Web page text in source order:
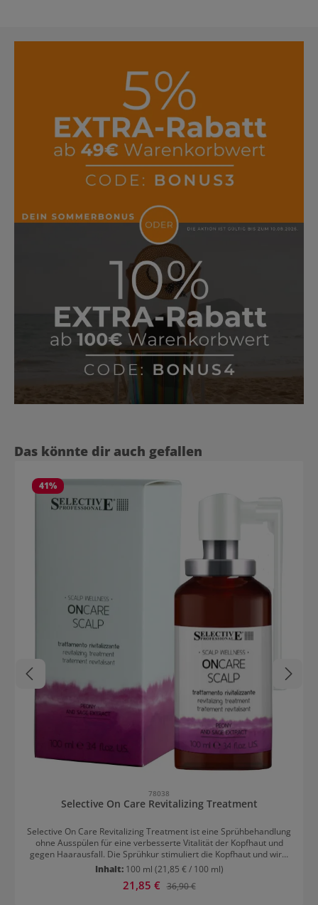
Produktgalerie überspringen
Das könnte dir auch gefallen
41%
78038
Selective On Care Revitalizing Treatment
Selective On Care Revitalizing Treatment ist eine Sprühbehandlung
ohne Ausspülen für eine verbesserte Vitalität der Kopfhaut und
gegen Haarausfall. Die Sprühkur stimuliert die Kopfhaut und wirkt
Haarausfall durch Stress und äußere Faktoren entgegen. Das
Treatment hat auch eine präventive Wirkung gegen Haarausfall
und kann dementsprechend als vorbeugende Behandlung
Inhalt: 100 ml (21,85 € / 100 ml)
Verkaufspreis:
21,85 € Regulärer Preis:
36,90 €